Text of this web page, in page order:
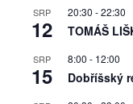
SRP
12
20:30 -22:30
TOMÁŠ
SRP
15
8:00 - 12:00
Dobříšský